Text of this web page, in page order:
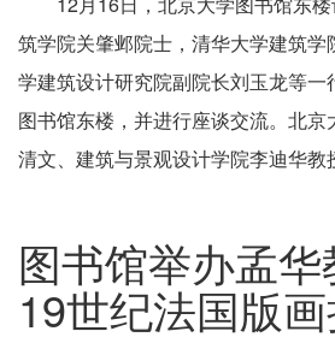
筑学院关肇邺院士，清华大学建筑学
学建筑设计研究院副院长刘玉龙等一
图书馆东楼，并进行座谈交流。北
清文、建筑与景观设计学院李迪华教
图书馆举办孟
19世纪法国版